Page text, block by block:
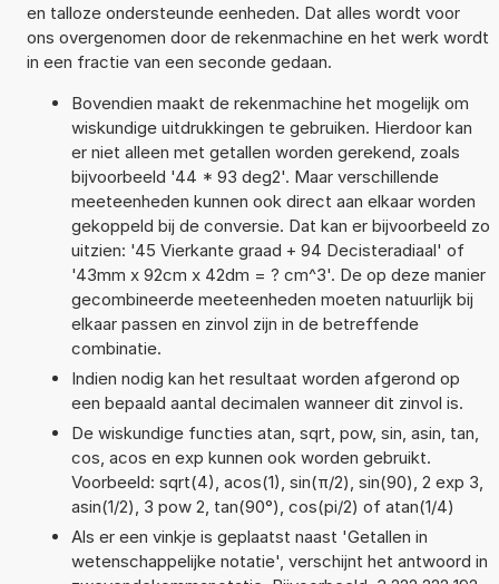
en talloze ondersteunde eenheden. Dat alles wordt voor
ons overgenomen door de rekenmachine en het werk wordt
in een fractie van een seconde gedaan.
Bovendien maakt de rekenmachine het mogelijk om
wiskundige uitdrukkingen te gebruiken. Hierdoor kan
er niet alleen met getallen worden gerekend, zoals
bijvoorbeeld '44 * 93 deg2'. Maar verschillende
meeteenheden kunnen ook direct aan elkaar worden
gekoppeld bij de conversie. Dat kan er bijvoorbeeld zo
uitzien: '45 Vierkante graad + 94 Decisteradiaal' of
'43mm x 92cm x 42dm = ? cm^3'. De op deze manier
gecombineerde meeteenheden moeten natuurlijk bij
elkaar passen en zinvol zijn in de betreffende
combinatie.
Indien nodig kan het resultaat worden afgerond op
een bepaald aantal decimalen wanneer dit zinvol is.
De wiskundige functies atan, sqrt, pow, sin, asin, tan,
cos, acos en exp kunnen ook worden gebruikt.
Voorbeeld: sqrt(4), acos(1), sin(π/2), sin(90), 2 exp 3,
asin(1/2), 3 pow 2, tan(90°), cos(pi/2) of atan(1/4)
Als er een vinkje is geplaatst naast 'Getallen in
wetenschappelijke notatie', verschijnt het antwoord in